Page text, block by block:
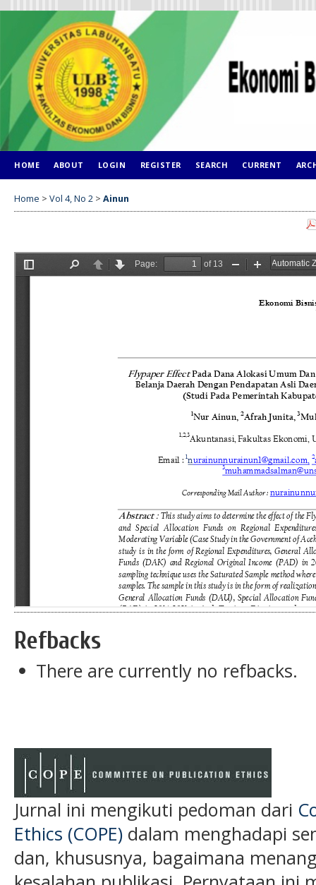
HOME ABOUT LOGIN REGISTER SEARCH CURRENT
Home > Vol 4, No 2 > Ainun
Refbacks
There are currently no refbacks.
Jurnal ini mengikuti pedoman dari
Ethics (COPE) dalam menghadapi
dan, khususnya, bagaimana